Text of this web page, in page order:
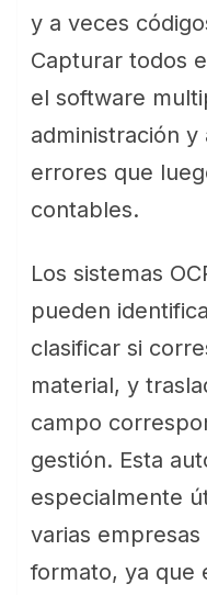
y a veces
Capturar todos
el software
administración
errores que
contables.
Los sistemas
pueden
clasificar si
material, y
campo
gestión. Esta
especialmente
varias
formato, ya que